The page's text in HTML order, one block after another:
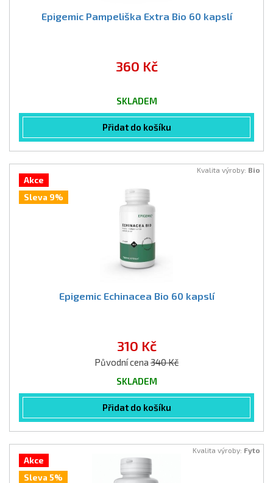
Epigemic Pampeliška Extra Bio 60 kapslí
360 Kč
SKLADEM
Přidat do košíku
Kvalita výroby: Bio
Akce
Sleva 9%
Epigemic Echinacea Bio 60 kapslí
310 Kč
Původní cena 340 Kč
SKLADEM
Přidat do košíku
Kvalita výroby: Fyto
Akce
Sleva 5%